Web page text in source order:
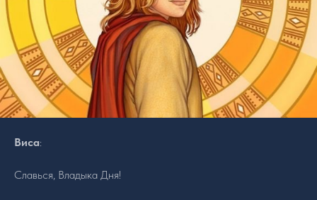
Виса:
Славься, Владыка Дня!